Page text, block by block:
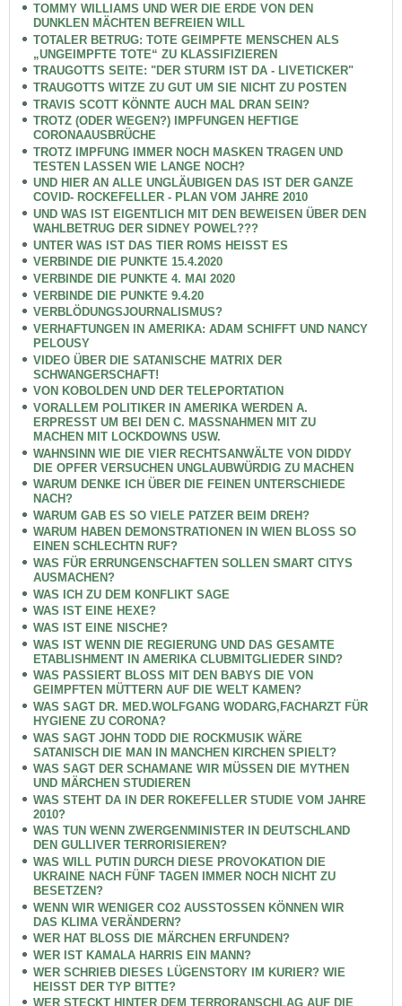
TOMMY WILLIAMS UND WER DIE ERDE VON DEN
DUNKLEN MÄCHTEN BEFREIEN WILL
TOTALER BETRUG: TOTE GEIMPFTE MENSCHEN ALS
„UNGEIMPFTE TOTE“ ZU KLASSIFIZIEREN
TRAUGOTTS SEITE: "DER STURM IST DA - LIVETICKER"
TRAUGOTTS WITZE ZU GUT UM SIE NICHT ZU POSTEN
TRAVIS SCOTT KÖNNTE AUCH MAL DRAN SEIN?
TROTZ (ODER WEGEN?) IMPFUNGEN HEFTIGE
CORONAAUSBRÜCHE
TROTZ IMPFUNG IMMER NOCH MASKEN TRAGEN UND
TESTEN LASSEN WIE LANGE NOCH?
UND HIER AN ALLE UNGLÄUBIGEN DAS IST DER GANZE
COVID- ROCKEFELLER - PLAN VOM JAHRE 2010
UND WAS IST EIGENTLICH MIT DEN BEWEISEN ÜBER DEN
WAHLBETRUG DER SIDNEY POWEL???
UNTER WAS IST DAS TIER ROMS HEISST ES
VERBINDE DIE PUNKTE 15.4.2020
VERBINDE DIE PUNKTE 4. MAI 2020
VERBINDE DIE PUNKTE 9.4.20
VERBLÖDUNGSJOURNALISMUS?
VERHAFTUNGEN IN AMERIKA: ADAM SCHIFFT UND NANCY
PELOUSY
VIDEO ÜBER DIE SATANISCHE MATRIX DER
SCHWANGERSCHAFT!
VON KOBOLDEN UND DER TELEPORTATION
VORALLEM POLITIKER IN AMERIKA WERDEN A.
ERPRESST UM BEI DEN C. MASSNAHMEN MIT ZU
MACHEN MIT LOCKDOWNS USW.
WAHNSINN WIE DIE VIER RECHTSANWÄLTE VON DIDDY
DIE OPFER VERSUCHEN UNGLAUBWÜRDIG ZU MACHEN
WARUM DENKE ICH ÜBER DIE FEINEN UNTERSCHIEDE
NACH?
WARUM GAB ES SO VIELE PATZER BEIM DREH?
WARUM HABEN DEMONSTRATIONEN IN WIEN BLOSS SO
EINEN SCHLECHTN RUF?
WAS FÜR ERRUNGENSCHAFTEN SOLLEN SMART CITYS
AUSMACHEN?
WAS ICH ZU DEM KONFLIKT SAGE
WAS IST EINE HEXE?
WAS IST EINE NISCHE?
WAS IST WENN DIE REGIERUNG UND DAS GESAMTE
ETABLISHMENT IN AMERIKA CLUBMITGLIEDER SIND?
WAS PASSIERT BLOSS MIT DEN BABYS DIE VON
GEIMPFTEN MÜTTERN AUF DIE WELT KAMEN?
WAS SAGT DR. MED.WOLFGANG WODARG,FACHARZT FÜR
HYGIENE ZU CORONA?
WAS SAGT JOHN TODD DIE ROCKMUSIK WÄRE
SATANISCH DIE MAN IN MANCHEN KIRCHEN SPIELT?
WAS SAGT DER SCHAMANE WIR MÜSSEN DIE MYTHEN
UND MÄRCHEN STUDIEREN
WAS STEHT DA IN DER ROKEFELLER STUDIE VOM JAHRE
2010?
WAS TUN WENN ZWERGENMINISTER IN DEUTSCHLAND
DEN GULLIVER TERRORISIEREN?
WAS WILL PUTIN DURCH DIESE PROVOKATION DIE
UKRAINE NACH FÜNF TAGEN IMMER NOCH NICHT ZU
BESETZEN?
WENN WIR WENIGER CO2 AUSSTOSSEN KÖNNEN WIR
DAS KLIMA VERÄNDERN?
WER HAT BLOSS DIE MÄRCHEN ERFUNDEN?
WER IST KAMALA HARRIS EIN MANN?
WER SCHRIEB DIESES LÜGENSTORY IM KURIER? WIE
HEISST DER TYP BITTE?
WER STECKT HINTER DEM TERRORANSCHLAG AUF DIE